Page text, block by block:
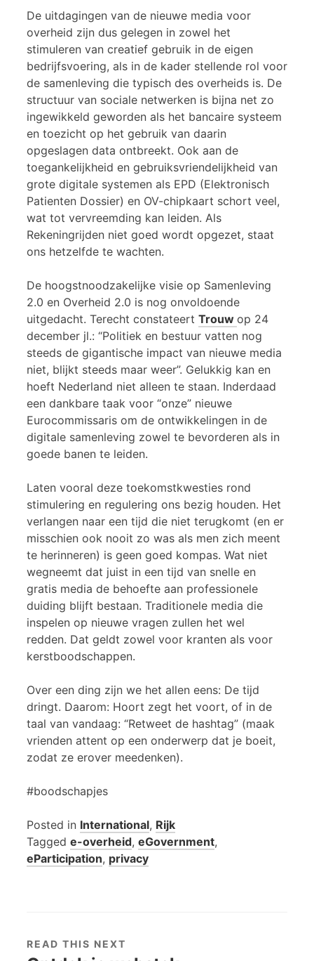
De uitdagingen van de nieuwe media voor
overheid zijn dus gelegen in zowel het
stimuleren van creatief gebruik in de eigen
bedrijfsvoering, als in de kader stellende rol voor
de samenleving die typisch des overheids is. De
structuur van sociale netwerken is bijna net zo
ingewikkeld geworden als het bancaire systeem
en toezicht op het gebruik van daarin
opgeslagen data ontbreekt. Ook aan de
toegankelijkheid en gebruiksvriendelijkheid van
grote digitale systemen als EPD (Elektronisch
Patienten Dossier) en OV-chipkaart schort veel,
wat tot vervreemding kan leiden. Als
Rekeningrijden niet goed wordt opgezet, staat
ons hetzelfde te wachten.
De hoogstnoodzakelijke visie op Samenleving
2.0 en Overheid 2.0 is nog onvoldoende
uitgedacht. Terecht constateert Trouw op 24
december jl.: “Politiek en bestuur vatten nog
steeds de gigantische impact van nieuwe media
niet, blijkt steeds maar weer”. Gelukkig kan en
hoeft Nederland niet alleen te staan. Inderdaad
een dankbare taak voor “onze” nieuwe
Eurocommissaris om de ontwikkelingen in de
digitale samenleving zowel te bevorderen als in
goede banen te leiden.
Laten vooral deze toekomstkwesties rond
stimulering en regulering ons bezig houden. Het
verlangen naar een tijd die niet terugkomt (en er
misschien ook nooit zo was als men zich meent
te herinneren) is geen goed kompas. Wat niet
wegneemt dat juist in een tijd van snelle en
gratis media de behoefte aan professionele
duiding blijft bestaan. Traditionele media die
inspelen op nieuwe vragen zullen het wel
redden. Dat geldt zowel voor kranten als voor
kerstboodschappen.
Over een ding zijn we het allen eens: De tijd
dringt. Daarom: Hoort zegt het voort, of in de
taal van vandaag: “Retweet de hashtag” (maak
vrienden attent op een onderwerp dat je boeit,
zodat ze erover meedenken).
#boodschapjes
Posted in International, Rijk
Tagged e-overheid, eGovernment,
eParticipation, privacy
READ THIS NEXT